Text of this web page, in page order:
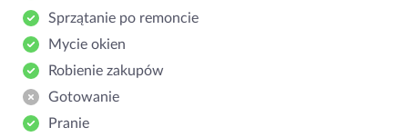
Sprzątanie po remoncie
Mycie okien
Robienie zakupów
Gotowanie
Pranie